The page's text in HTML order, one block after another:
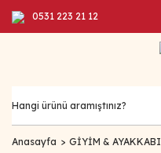
0531 223 21 12
Anasayfa GİYİM & AYAKKABI